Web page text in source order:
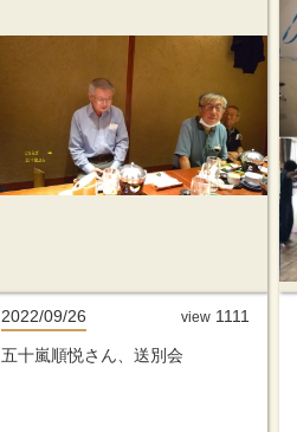
2022/09/26
五十嵐順悦さん、送別会
view 1111